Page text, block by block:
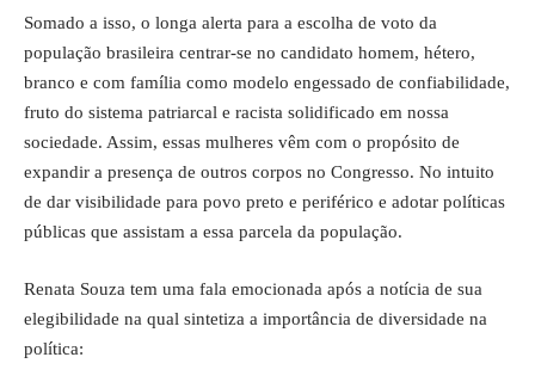
Somado a isso, o longa alerta para a escolha de voto da
população brasileira centrar-se no candidato homem, hétero,
branco e com família como modelo engessado de confiabilidade,
fruto do sistema patriarcal e racista solidificado em nossa
sociedade. Assim, essas mulheres vêm com o propósito de
expandir a presença de outros corpos no Congresso. No intuito
de dar visibilidade para povo preto e periférico e adotar políticas
públicas que assistam a essa parcela da população.
Renata Souza tem uma fala emocionada após a notícia de sua
elegibilidade na qual sintetiza a importância de diversidade na
política: